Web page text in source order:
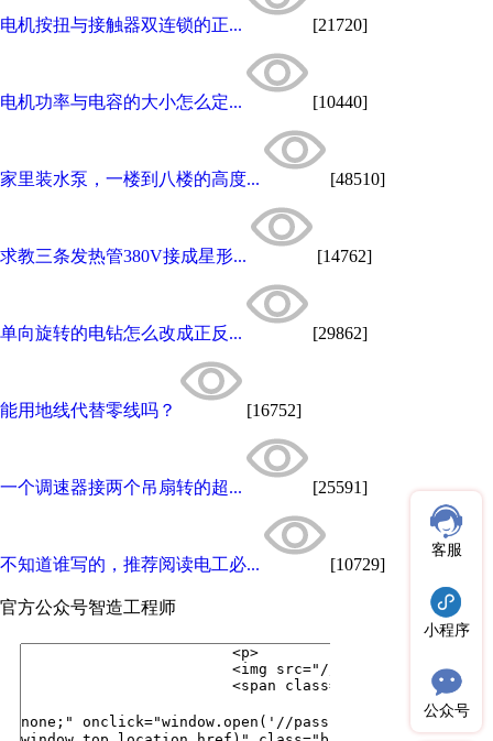
电机按扭与接触器双连锁的正... [21720]
电机功率与电容的大小怎么定... [10440]
家里装水泵，一楼到八楼的高度... [48510]
求教三条发热管380V接成星形... [14762]
单向旋转的电钻怎么改成正反... [29862]
能用地线代替零线吗？ [16752]
一个调速器接两个吊扇转的超... [25591]
不知道谁写的，推荐阅读电工必... [10729]
官方公众号智造工程师
客服
小程序
公众号